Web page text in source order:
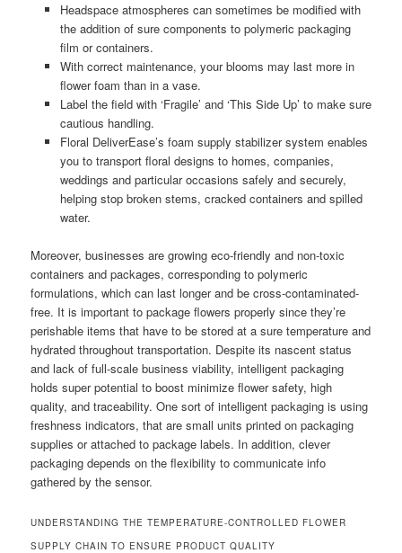
Headspace atmospheres can sometimes be modified with
the addition of sure components to polymeric packaging
film or containers.
With correct maintenance, your blooms may last more in
flower foam than in a vase.
Label the field with ‘Fragile’ and ‘This Side Up’ to make sure
cautious handling.
Floral DeliverEase’s foam supply stabilizer system enables
you to transport floral designs to homes, companies,
weddings and particular occasions safely and securely,
helping stop broken stems, cracked containers and spilled
water.
Moreover, businesses are growing eco-friendly and non-toxic
containers and packages, corresponding to polymeric
formulations, which can last longer and be cross-contaminated-
free. It is important to package flowers properly since they’re
perishable items that have to be stored at a sure temperature and
hydrated throughout transportation. Despite its nascent status
and lack of full-scale business viability, intelligent packaging
holds super potential to boost minimize flower safety, high
quality, and traceability. One sort of intelligent packaging is using
freshness indicators, that are small units printed on packaging
supplies or attached to package labels. In addition, clever
packaging depends on the flexibility to communicate info
gathered by the sensor.
UNDERSTANDING THE TEMPERATURE-CONTROLLED FLOWER
SUPPLY CHAIN TO ENSURE PRODUCT QUALITY